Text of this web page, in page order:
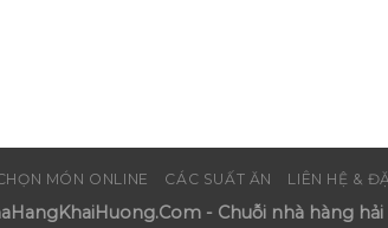
MÓN ONLINE CÁC SUẤT ĂN LIÊN HỆ &
- Chuỗi nhà hàng